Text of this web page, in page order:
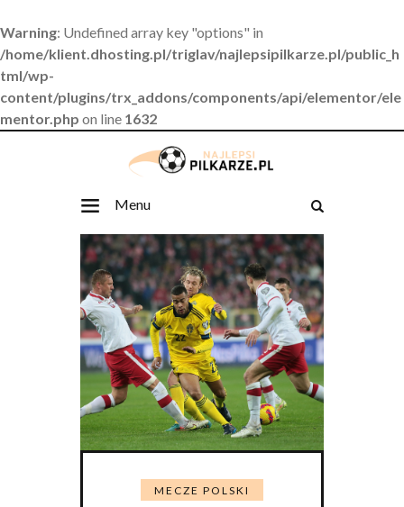
Warning: Undefined array key "options" in
/home/klient.dhosting.pl/triglav/najlepsipilkarze.pl/public_h
tml/wp-
content/plugins/trx_addons/components/api/elementor/ele
mentor.php on line 1632
Menu
MECZE POLSKI